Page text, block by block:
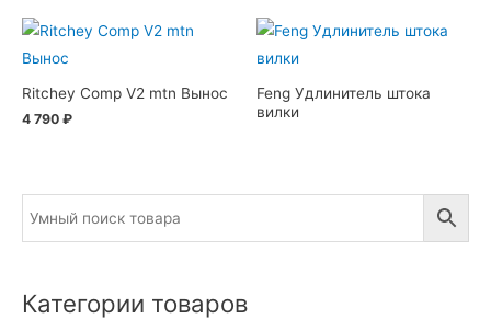
Ritchey Comp V2 mtn Вынос
4 790 ₽
Feng Удлинитель штока
вилки
Категории товаров